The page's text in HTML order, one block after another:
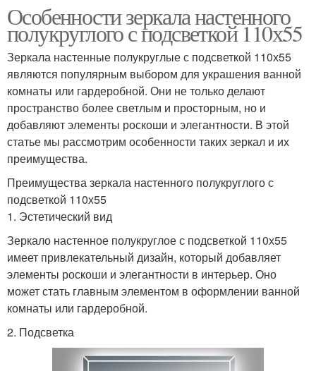
Особенности зеркала настенного
полукруглого с подсветкой 110х55
Зеркала настенные полукруглые с подсветкой 110х55
являются популярным выбором для украшения ванной
комнаты или гардеробной. Они не только делают
пространство более светлым и просторным, но и
добавляют элементы роскоши и элегантности. В этой
статье мы рассмотрим особенности таких зеркал и их
преимущества.
Преимущества зеркала настенного полукруглого с
подсветкой 110х55
1. Эстетический вид
Зеркало настенное полукруглое с подсветкой 110х55
имеет привлекательный дизайн, который добавляет
элементы роскоши и элегантности в интерьер. Оно
может стать главным элементом в оформлении ванной
комнаты или гардеробной.
2. Подсветка